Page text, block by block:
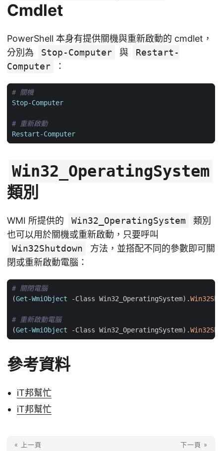
Cmdlet
PowerShell 本身有提供關機與重新啟動的 cmdlet，
分別為
Stop-Computer 與
Restart-
Computer
：
# 關機
Stop-Computer
# 重新啟動
Restart-Computer
Win32_OperatingSystem
類別
WMI 所提供的 Win32_OperatingSystem
類別
也可以用於關機或重新啟動，只要呼叫
Win32Shutdown
方法，並搭配不同的參數即可關
閉或重新啟動電腦：
# 關閉電腦
(Get-WmiObject -Class Win32_OperatingSystem).
# 重新啟動電腦
(Get-WmiObject -Class Win32_OperatingSystem).
參考資料
iT邦幫忙
iT邦幫忙
« 上一頁 下一頁 »